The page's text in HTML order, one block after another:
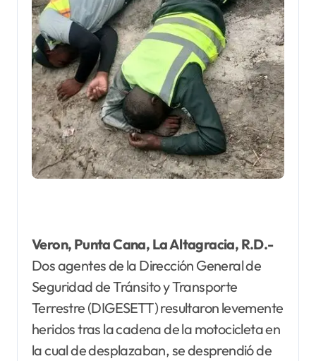
Veron, Punta Cana, La Altagracia, R.D.-
Dos agentes de la Dirección General de
Seguridad de Tránsito y Transporte
Terrestre (DIGESETT) resultaron levemente
heridos tras la cadena de la motocicleta en
la cual de desplazaban, se desprendió de